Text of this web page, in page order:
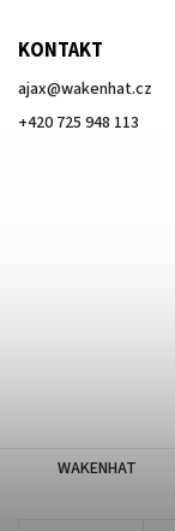
KONTAKT
ajax@wakenhat.cz
+420 725 948 113
WAKENHAT